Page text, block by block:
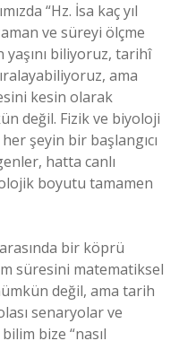
“Hz. İsa kaç yıl
ve süreyi ölçme
yaşını biliyoruz, tarihî
ama
kesin olarak
değil. Fizik ve biyoloji
şeyin bir başlangıcı
hatta canlı
boyutu tamamen
bir köprü
süresini matematiksel
değil, ama tarih
senaryolar ve
bize “nasıl